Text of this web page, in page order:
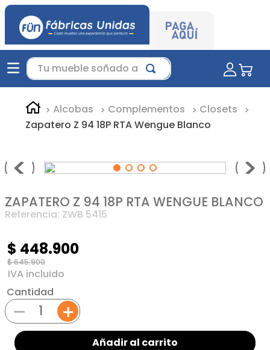
Tu mueble soñado aquí...
Alcobas Complementos
Closets
Zapatero Z 94 18P RTA Wengue Blanco
ZAPATERO Z 94 18P RTA WENGUE BLANCO
Referencia: ZWB 5415
$645.900
$ 448.900
Cantidad
＋
－
Añadir al carrito